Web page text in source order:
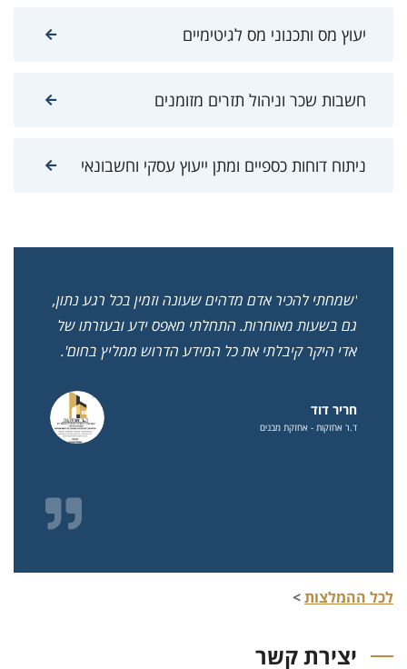
יעוץ מס ותכנוני מס לגיטימיים
חשבות שכר וניהול תזרים מזומנים
ניתוח דוחות כספיים ומתן ייעוץ עסקי וחשבונאי
'שמחתי להכיר אדם מדהים שעונה וזמין בכל רגע נתון,
גם בשעות מאוחרות. התחלתי מאפס ידע ובעזרתו של
אדי היקר קיבלתי את כל המידע הדרוש ממליץ בחום'.
חריר דוד
ד.ר אחזקות - אחזקת מבנים
לכל ההמלצות>
יצירת קשר